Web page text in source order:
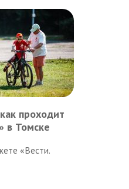
проходит
в Томске
«Вести.